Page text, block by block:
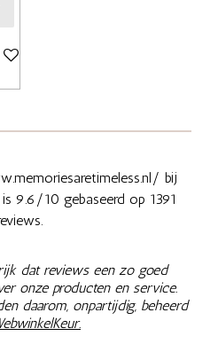
details
bij
is 9.6/10 gebaseerd op 1391
dat reviews een zo goed
onze producten en service.
daarom, onpartijdig, beheerd